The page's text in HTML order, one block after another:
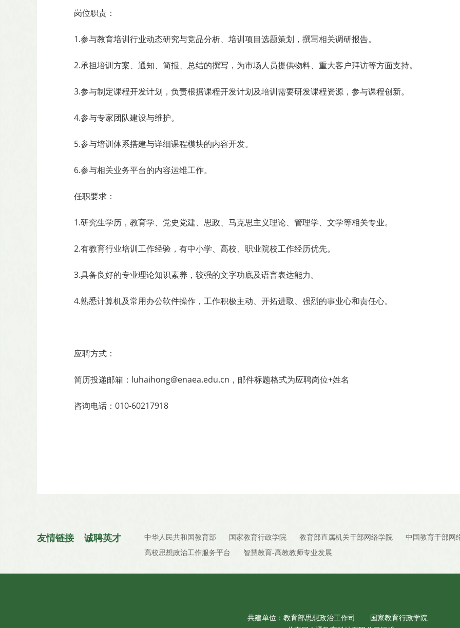
岗位职责：
1.参与教育培训行业动态研究与竞品分析、培训项目选题策划，撰写相关调研报告。
2.承担培训方案、通知、简报、总结的撰写，为市场人员提供物料、重大客户拜访等方面支持。
3.参与制定课程开发计划，负责根据课程开发计划及培训需要研发课程资源，参与课程创新。
4.参与专家团队建设与维护。
5.参与培训体系搭建与详细课程模块的内容开发。
6.参与相关业务平台的内容运维工作。
任职要求：
1.研究生学历，教育学、党史党建、思政、马克思主义理论、管理学、文学等相关专业。
2.有教育行业培训工作经验，有中小学、高校、职业院校工作经历优先。
3.具备良好的专业理论知识素养，较强的文字功底及语言表达能力。
4.熟悉计算机及常用办公软件操作，工作积极主动、开拓进取、强烈的事业心和责任心。
应聘方式：
简历投递邮箱：luhaihong@enaea.edu.cn，邮件标题格式为应聘岗位+姓名
咨询电话：010-60217918
友情链接 诚聘英才 中华人民共和国教育部 国家教育行政学院 教育部直属机关干部网络学院
中国教育干部网
高校思想政治工作服务平台
智慧教育-高教教师专业发展
共建单位：教育部思想政治工作司
国家教育行政学院